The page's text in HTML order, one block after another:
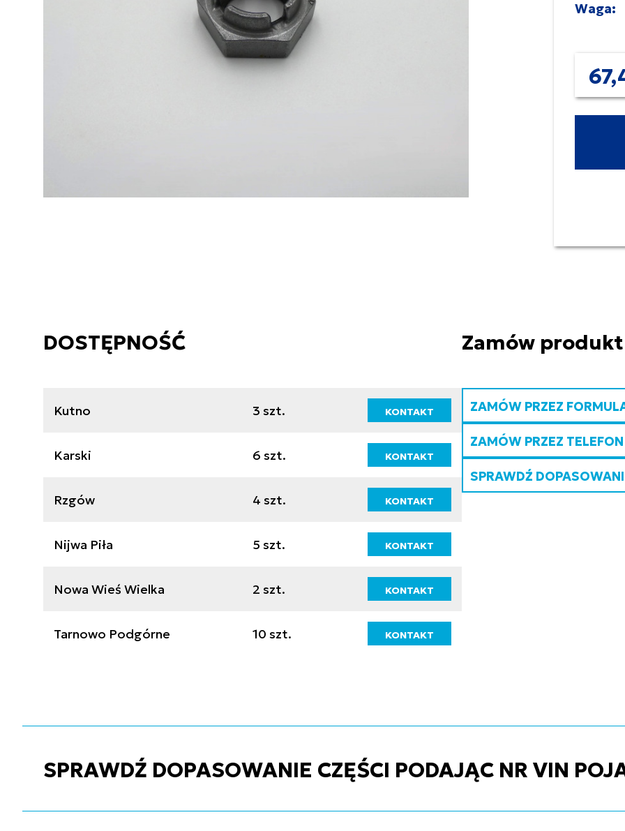
Waga:
DOSTĘPNOŚĆ
Kutno 3 szt. KONTAKT
Karski 6 szt. KONTAKT
Rzgów 4 szt. KONTAKT
Nijwa Piła 5 szt. KONTAKT
Nowa Wieś Wielka 2 szt. KONTAKT
Tarnowo Podgórne 10 szt. KONTAKT
Zamów produkt
ZAMÓW PRZEZ
ZAMÓW PRZEZ TELEFON
SPRAWDŹ
SPRAWDŹ DOPASOWANIE CZĘŚCI PODAJĄC NR VIN